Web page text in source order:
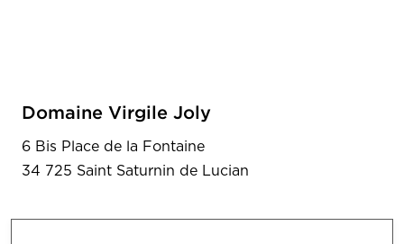
Domaine Virgile Joly
6 Bis Place de la Fontaine
34 725 Saint Saturnin de Lucian